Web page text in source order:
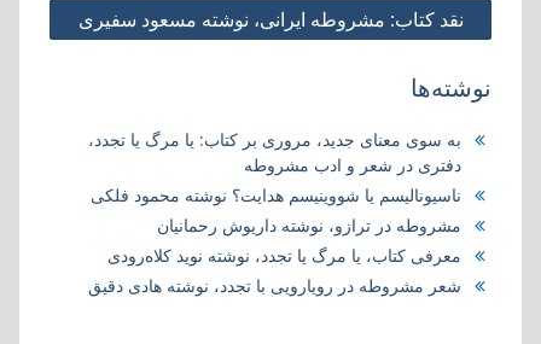
نقد کتاب: مشروطه ایرانی، نوشته مسعود سفیری
نوشته‌ها
به سوی معنای جدید، مروری بر کتاب:‌ یا مرگ یا تجدد،
دفتری در شعر و ادب مشروطه
ناسیونالیسم یا شووینیسم هدایت؟ نوشته محمود فلکی
مشروطه در ترازو، نوشته داریوش رحمانیان
معرفی کتاب، یا مرگ یا تجدد، نوشته نوید کلاه‌رودی
شعر مشروطه در رویارویی با تجدد، نوشته هادی دقیق